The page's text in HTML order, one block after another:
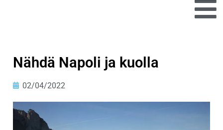
Nähdä Napoli ja kuolla
02/04/2022